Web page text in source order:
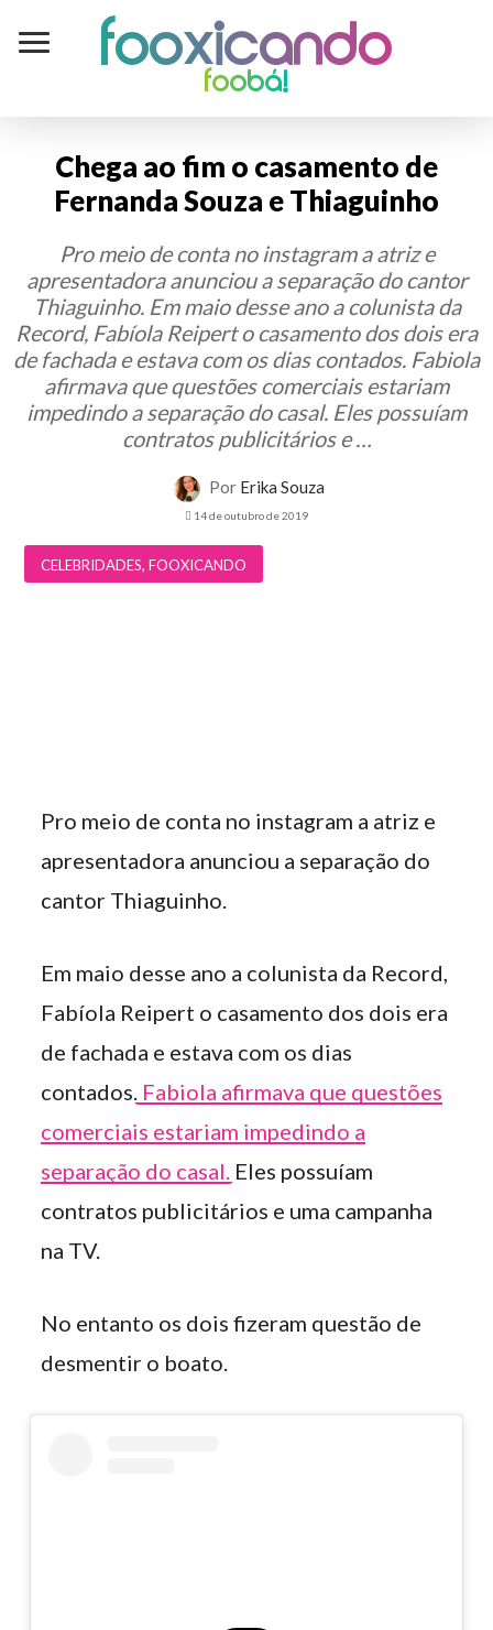
Fooxicando
foobá!
Chega ao fim o casamento de
Fernanda Souza e Thiaguinho
Pro meio de conta no instagram a atriz e
apresentadora anunciou a separação do cantor
Thiaguinho. Em maio desse ano a colunista da
Record, Fabíola Reipert o casamento dos dois era
de fachada e estava com os dias contados. Fabiola
afirmava que questões comerciais estariam
impedindo a separação do casal. Eles possuíam
contratos publicitários e …
Por Erika Souza
14 de outubro de 2019
CELEBRIDADES,FOOXICANDO
Pro meio de conta no instagram a atriz e
apresentadora anunciou a separação do
cantor Thiaguinho.
Em maio desse ano a colunista da Record,
Fabíola Reipert o casamento dos dois era
de fachada e estava com os dias
contados. Fabiola afirmava que questões
comerciais estariam impedindo a
separação do casal. Eles possuíam
contratos publicitários e uma campanha
na TV.
No entanto os dois fizeram questão de
desmentir o boato.